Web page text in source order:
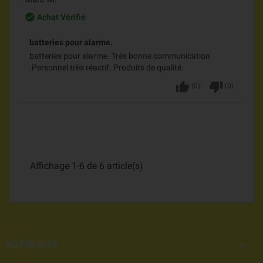
check_circle_outline
Achat Vérifié
batteries pour alarme.
batteries pour alarme. Très bonne communication
.Personnel très réactif. Produits de qualité.
thumb_up (0 ) thumb_down (0 )
Affichage 1-6 de 6 article(s)
NOTRE SITE 